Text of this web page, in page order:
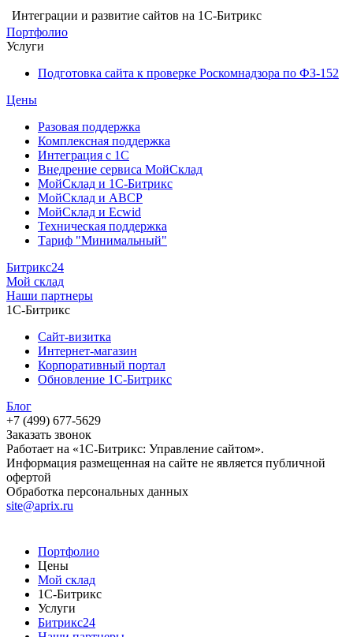
Интеграции и развитие сайтов на 1С-Битрикс
Портфолио
Услуги
Подготовка сайта к проверке Роскомнадзора по ФЗ-152
Цены
Разовая поддержка
Комплексная поддержка
Интеграция с 1С
Внедрение сервиса МойСклад
МойСклад и 1С-Битрикс
МойСклад и ABCP
МойСклад и Ecwid
Техническая поддержка
Тариф "Минимальный"
Битрикс24
Мой склад
Наши партнеры
1С-Битрикс
Сайт-визитка
Интернет-магазин
Корпоративный портал
Обновление 1С-Битрикс
Блог
+7 (499) 677-5629
Заказать звонок
Работает на «1С-Битрикс: Управление сайтом».
Информация размещенная на сайте не является публичной
офертой
Обработка персональных данных
site@aprix.ru
Портфолио
Цены
Мой склад
1С-Битрикс
Услуги
Битрикс24